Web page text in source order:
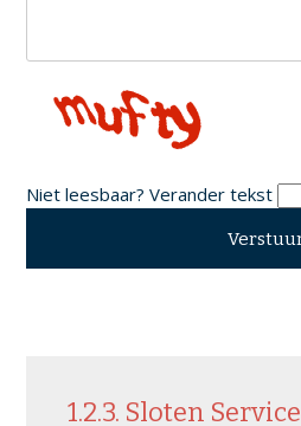
Niet leesbaar? Verander tekst
1.2.3. Sloten Service